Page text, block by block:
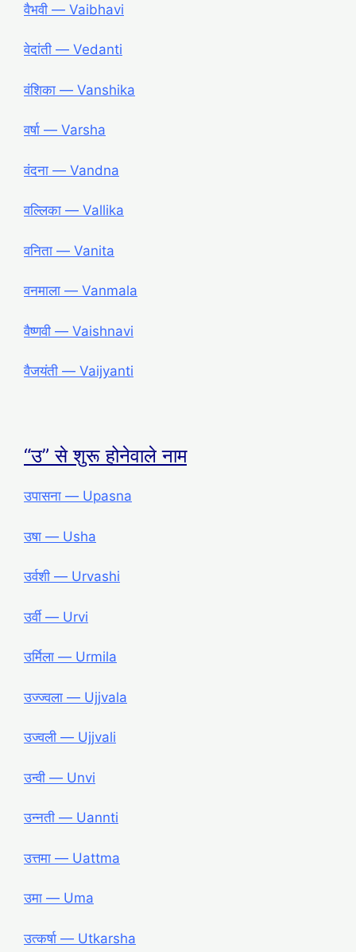
वैभवी ― Vaibhavi
वेदांती ― Vedanti
वंशिका ― Vanshika
वर्षा ― Varsha
वंदना ― Vandna
वल्लिका ― Vallika
वनिता ― Vanita
वनमाला ― Vanmala
वैष्णवी ― Vaishnavi
वैजयंती ― Vaijyanti
“उ” से शुरू होनेवाले नाम
उपासना ― Upasna
उषा ― Usha
उर्वशी ― Urvashi
उर्वी ― Urvi
उर्मिला ― Urmila
उज्ज्वला ― Ujjvala
उज्वली ― Ujjvali
उन्वी ― Unvi
उन्नती ― Uannti
उत्तमा ― Uattma
उमा ― Uma
उत्कर्षा ― Utkarsha